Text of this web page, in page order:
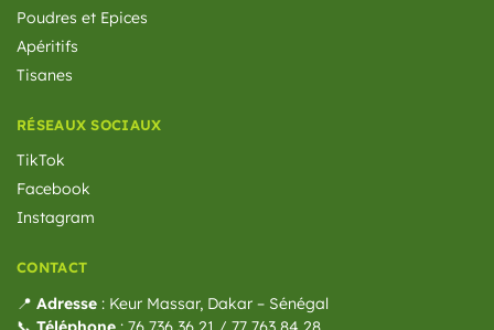
Poudres et Epices
Apéritifs
Tisanes
RÉSEAUX SOCIAUX
TikTok
Facebook
Instagram
CONTACT
📍 Adresse : Keur Massar, Dakar – Sénégal